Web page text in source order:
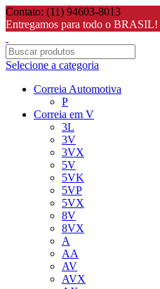
Contato: (11) 94603-8013
Entregamos para todo o BRASIL!
Selecione a categoria
Correia Automotiva
P
Correia em V
3L
3V
3VX
5V
5VK
5VP
5VX
8V
8VX
A
AA
AV
AVX